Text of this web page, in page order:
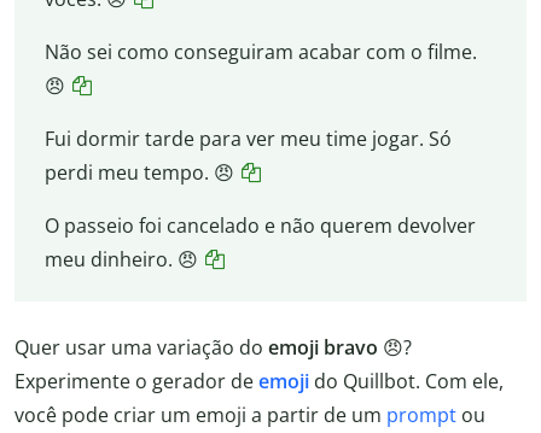
Não sei como conseguiram acabar com o filme.
😠
Fui dormir tarde para ver meu time jogar. Só
perdi meu tempo. 😠
O passeio foi cancelado e não querem devolver
meu dinheiro. 😠
Quer usar uma variação do emoji bravo 😠?
Experimente o gerador deemoji do Quillbot. Com ele,
você pode criar um emoji a partir de um prompt ou